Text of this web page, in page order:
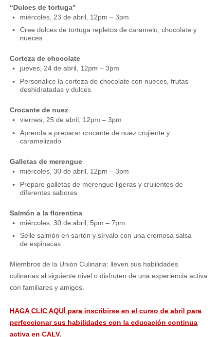
“Dulces de tortuga”
miércoles, 23 de abril, 12pm – 3pm
Cree dulces de tortuga repletos de caramelo, chocolate y
nueces
Corteza de chocolate
jueves, 24 de abril, 12pm – 3pm
Personalice la corteza de chocolate con nueces, frutas
deshidratadas y dulces
Crocante de nuez
viernes, 25 de abril, 12pm – 3pm
Aprenda a preparar crocante de nuez crujiente y
caramelizado
Galletas de merengue
miércoles, 30 de abril, 12pm – 3pm
Prepare galletas de merengue ligeras y crujientes de
diferentes sabores
Salmón a la florentina
miércoles, 30 de abril, 5pm – 7pm
Selle salmón en sartén y sírvalo con una cremosa salsa
de espinacas
Miembros de la Unión Culinaria: lleven sus habilidades
culinarias al siguiente nivel o disfruten de una experiencia activa
con familiares y amigos.
HAGA CLIC AQUÍ para inscribirse en el curso de abril para
perfeccionar sus habilidades con la educación continua
activa en CALV.